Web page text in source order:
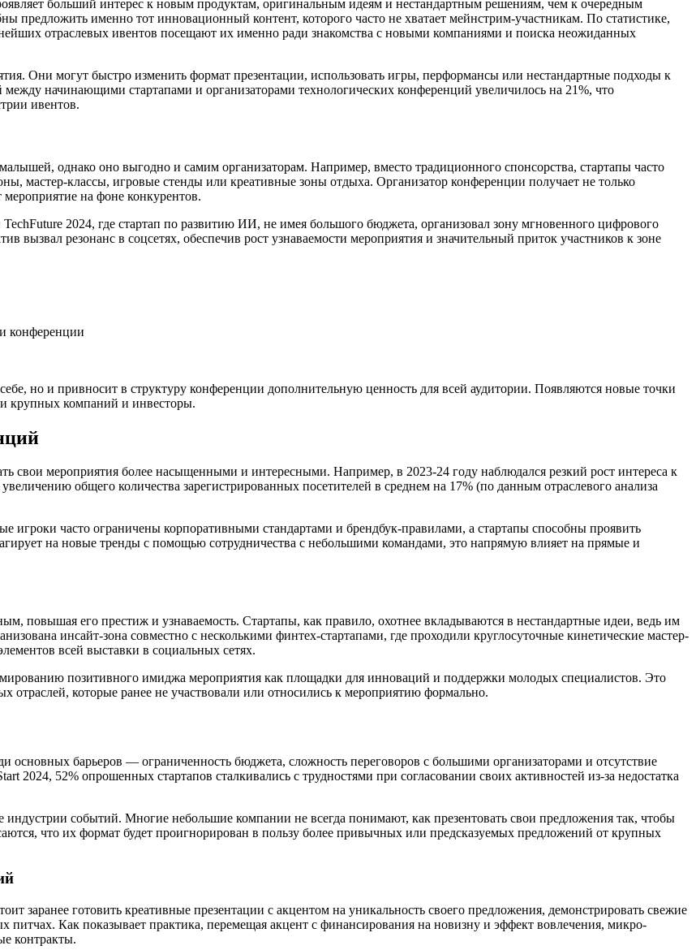
больший интерес к новым продуктам, оригинальным идеям и нестандартным решениям, чем к очередным
предложить именно тот инновационный контент, которого часто не хватает мейнстрим-участникам. По статистике,
отраслевых ивентов посещают их именно ради знакомства с новыми компаниями и поиска неожиданных
Они могут быстро изменить формат презентации, использовать игры, перформансы или нестандартные подходы к
между начинающими стартапами и организаторами технологических конференций увеличилось на 21%, что
ивентов.
однако оно выгодно и самим организаторам. Например, вместо традиционного спонсорства, стартапы часто
мастер-классы, игровые стенды или креативные зоны отдыха. Организатор конференции получает не только
на фоне конкурентов.
2024, где стартап по развитию ИИ, не имея большого бюджета, организовал зону мгновенного цифрового
вызвал резонанс в соцсетях, обеспечив рост узнаваемости мероприятия и значительный приток участников к зоне
конференции
но и привносит в структуру конференции дополнительную ценность для всей аудитории. Появляются новые точки
крупных компаний и инвесторы.
свои мероприятия более насыщенными и интересными. Например, в 2023-24 году наблюдался резкий рост интереса к
общего количества зарегистрированных посетителей в среднем на 17% (по данным отраслевого анализа
игроки часто ограничены корпоративными стандартами и брендбук-правилами, а стартапы способны проявить
на новые тренды с помощью сотрудничества с небольшими командами, это напрямую влияет на прямые и
повышая его престиж и узнаваемость. Стартапы, как правило, охотнее вкладываются в нестандартные идеи, ведь им
инсайт-зона совместно с несколькими финтех-стартапами, где проходили круглосуточные кинетические мастер-
всей выставки в социальных сетях.
позитивного имиджа мероприятия как площадки для инноваций и поддержки молодых специалистов. Это
отраслей, которые ранее не участвовали или относились к мероприятию формально.
основных барьеров — ограниченность бюджета, сложность переговоров с большими организаторами и отсутствие
2024, 52% опрошенных стартапов сталкивались с трудностями при согласовании своих активностей из-за недостатка
событий. Многие небольшие компании не всегда понимают, как презентовать свои предложения так, чтобы
что их формат будет проигнорирован в пользу более привычных или предсказуемых предложений от крупных
заранее готовить креативные презентации с акцентом на уникальность своего предложения, демонстрировать свежие
питчах. Как показывает практика, перемещая акцент с финансирования на новизну и эффект вовлечения, микро-
контракты.